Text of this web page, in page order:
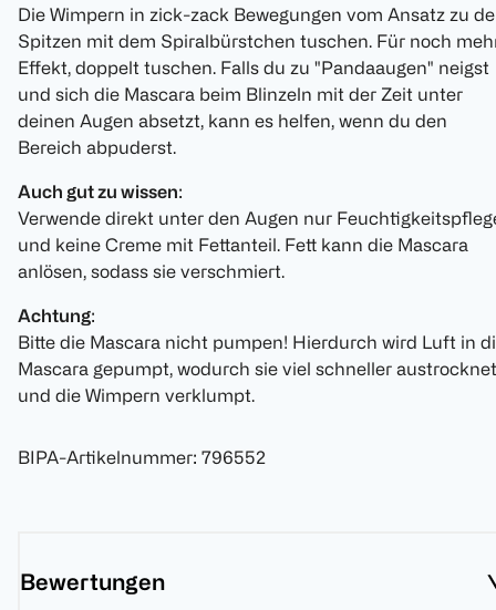
Die Wimpern in zick-zack Bewegungen vom Ansatz zu
Spitzen mit dem Spiralbürstchen tuschen. Für noch
Effekt, doppelt tuschen. Falls du zu "Pandaaugen" neigst
und sich die Mascara beim Blinzeln mit der Zeit unter
deinen Augen absetzt, kann es helfen, wenn du den
Bereich abpuderst.
Auch gut zu wissen:
Verwende direkt unter den Augen nur
und keine Creme mit Fettanteil. Fett kann die Mascara
anlösen, sodass sie verschmiert.
Achtung:
Bitte die Mascara nicht pumpen! Hierdurch wird Luft in
Mascara gepumpt, wodurch sie viel schneller austrocknet
und die Wimpern verklumpt.
BIPA-Artikelnummer: 796552
Bewertungen